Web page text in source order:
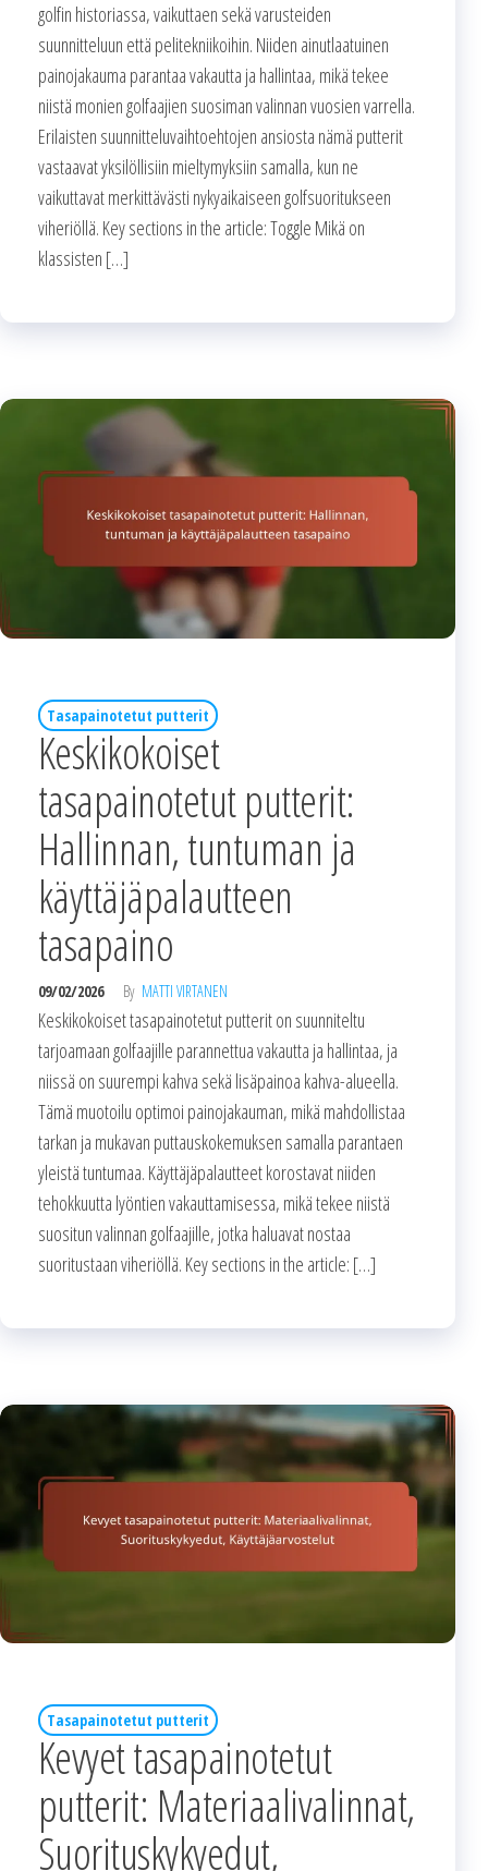
golfin historiassa, vaikuttaen sekä varusteiden
suunnitteluun että pelitekniikoihin. Niiden ainutlaatuinen
painojakauma parantaa vakautta ja hallintaa, mikä tekee
niistä monien golfaajien suosiman valinnan vuosien varrella.
Erilaisten suunnitteluvaihtoehtojen ansiosta nämä putterit
vastaavat yksilöllisiin mieltymyksiin samalla, kun ne
vaikuttavat merkittävästi nykyaikaiseen golfsuoritukseen
viheriöllä. Key sections in the article: Toggle Mikä on
klassisten […]
Tasapainotetut putterit
Keskikokoiset
tasapainotetut putterit:
Hallinnan, tuntuman ja
käyttäjäpalautteen
tasapaino
09/02/2026 By MATTI VIRTANEN
Keskikokoiset tasapainotetut putterit on suunniteltu
tarjoamaan golfaajille parannettua vakautta ja hallintaa, ja
niissä on suurempi kahva sekä lisäpainoa kahva-alueella.
Tämä muotoilu optimoi painojakauman, mikä mahdollistaa
tarkan ja mukavan puttauskokemuksen samalla parantaen
yleistä tuntumaa. Käyttäjäpalautteet korostavat niiden
tehokkuutta lyöntien vakauttamisessa, mikä tekee niistä
suositun valinnan golfaajille, jotka haluavat nostaa
suoritustaan viheriöllä. Key sections in the article: […]
Tasapainotetut putterit
Kevyet tasapainotetut
putterit: Materiaalivalinnat,
Suorituskykyedut,